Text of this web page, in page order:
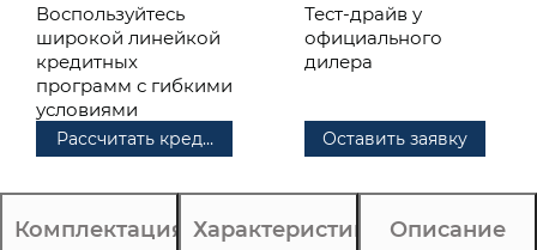
Воспользуйтесь
широкой линейкой
кредитных
программ с гибкими
условиями
Рассчитать кредит
Тест-драйв у
официального
дилера
Оставить заявку
Комплектация Характеристики Описание